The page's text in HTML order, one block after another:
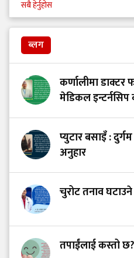
सबै हेर्नुहोस
ब्लग
कर्णालीमा डाक्टर
मेडिकल इन्टर्नसिप
प्युटार बसाइँ :
अनुहार
चुरोट तनाव
तपाईंलाई कस्तो छ?